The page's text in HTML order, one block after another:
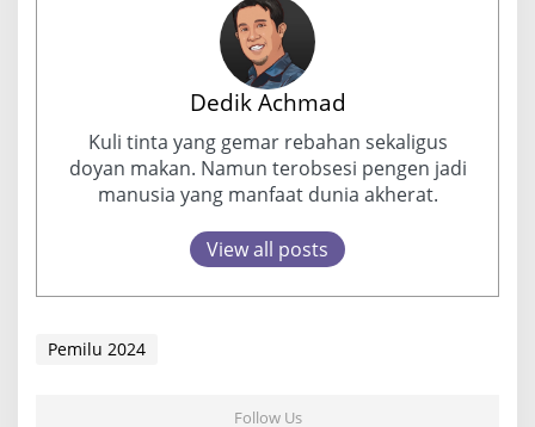
Dedik Achmad
Kuli tinta yang gemar rebahan sekaligus
doyan makan. Namun terobsesi pengen jadi
manusia yang manfaat dunia akherat.
View all posts
Pemilu 2024
Follow Us